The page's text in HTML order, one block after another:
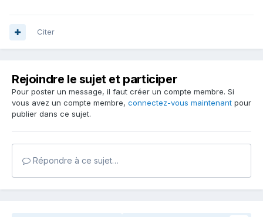
Citer
Rejoindre le sujet et participer
Pour poster un message, il faut créer un compte membre. Si
vous avez un compte membre, connectez-vous maintenant pour
publier dans ce sujet.
Répondre à ce sujet…